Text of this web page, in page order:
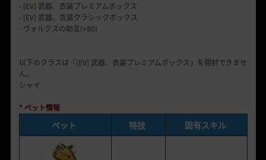
- [EV] 武器、衣装プレミアムボックス
- [EV] 武器、衣装クラシックボックス
- ヴォルクスの助言(+80)
以下のクラスは「[EV] 武器、衣装プレミアムボックス」を開封できませ
ん。
シャイ
* ペット情報
ペット 特技 固有スキル